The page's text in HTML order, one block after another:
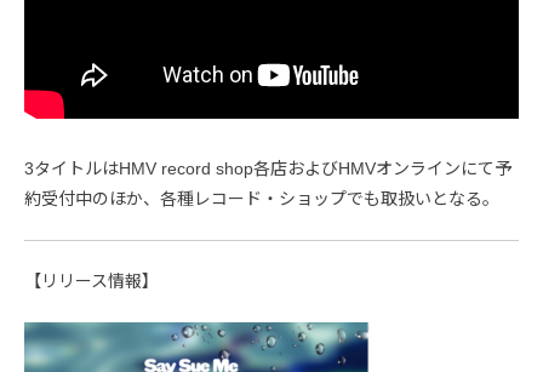
3タイトルはHMV record shop各店およびHMVオンラインにて予
約受付中のほか、各種レコード・ショップでも取扱いとなる。
【リリース情報】